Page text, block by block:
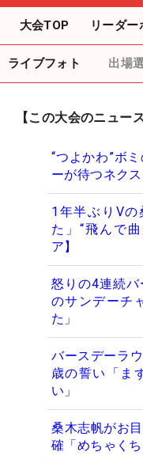
大会TOP リーダー
ライブフォト 出場
【この大会のニュース
“つよかわ”ボ
ーが待つネク
1年半ぶりV
た」“飛んで
ア】
怒りの4連続
のサンデーチ
た」
バースデーラ
歳の誓い「ま
い」
桑木志帆がお
確「めちゃくち